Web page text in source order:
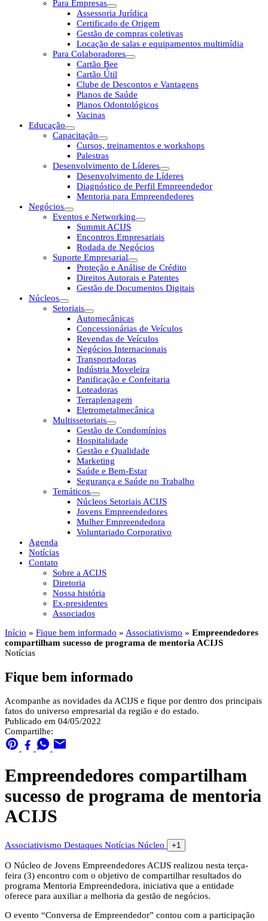
Para Empresas
Assessoria Jurídica
Certificado de Origem
Gestão de compras coletivas
Locação de salas e equipamentos multimídia
Para Colaboradores
Cartão Bee
Cartão Útil
Clube de Descontos e Vantagens
Planos de Saúde
Planos Odontológicos
Vacinas
Educação
Capacitação
Cursos, treinamentos e workshops
Palestras
Desenvolvimento de Líderes
Desenvolvimento de Líderes
Diagnóstico de Perfil Empreendedor
Mentoria para Empreendedores
Negócios
Eventos e Networking
Summit ACIJS
Encontros Empresariais
Rodada de Negócios
Suporte Empresarial
Proteção e Análise de Crédito
Direitos Autorais e Patentes
Gestão de Documentos Digitais
Núcleos
Setoriais
Automecânicas
Concessionárias de Veículos
Revendas de Veículos
Negócios Internacionais
Transportadoras
Indústria Moveleira
Panificação e Confeitaria
Loteadoras
Terraplenagem
Eletrometalmecânica
Multissetoriais
Gestão de Condomínios
Hospitalidade
Gestão e Qualidade
Marketing
Saúde e Bem-Estar
Segurança e Saúde no Trabalho
Temáticos
Núcleos Setoriais ACIJS
Jovens Empreendedores
Mulher Empreendedora
Voluntariado Corporativo
Agenda
Notícias
Contato
Sobre a ACIJS
Diretoria
Nossa história
Ex-presidentes
Associados
Início » Fique bem informado » Associativismo » Empreendedores
compartilham sucesso de programa de mentoria ACIJS
Notícias
Fique bem informado
Acompanhe as novidades da ACIJS e fique por dentro dos principais
fatos do universo empresarial da região e do estado.
Publicado em 04/05/2022
Compartilhe:
Empreendedores compartilham
sucesso de programa de mentoria
ACIJS
Associativismo Destaques Notícias Núcleo +1
O Núcleo de Jovens Empreendedores ACIJS realizou nesta terça-
feira (3) encontro com o objetivo de compartilhar resultados do
programa Mentoria Empreendedora, iniciativa que a entidade
oferece para auxiliar a melhoria da gestão de negócios.
O evento “Conversa de Empreendedor” contou com a participação